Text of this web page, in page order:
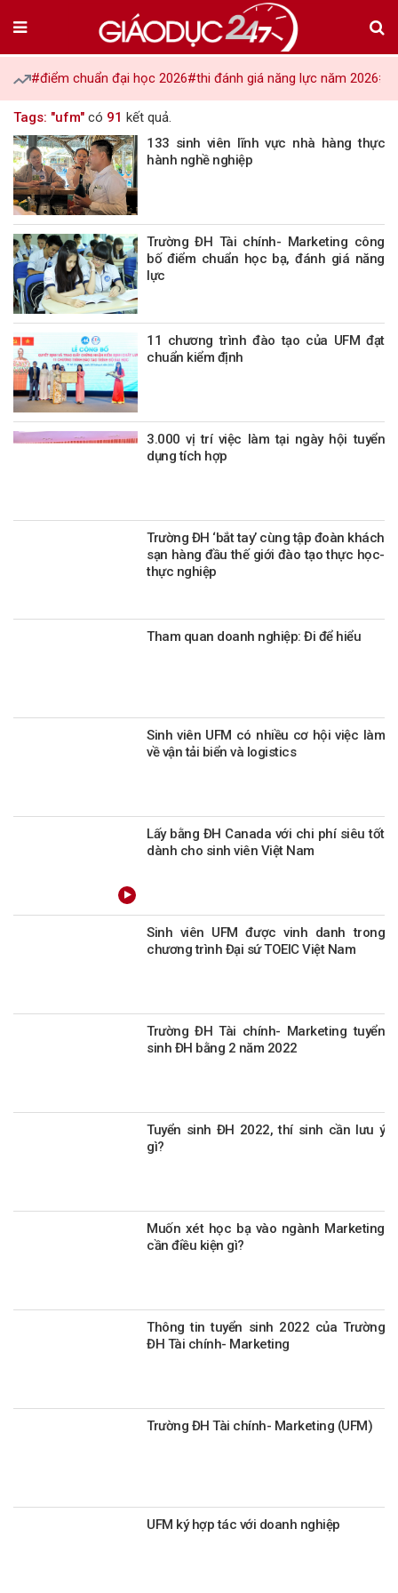
#điểm chuẩn đại học 2026#thi đánh giá năng lực năm 2026
Tags: "ufm" có 91 kết quả.
133 sinh viên lĩnh vực nhà hàng thực
hành nghề nghiệp
Trường ĐH Tài chính- Marketing công
bố điểm chuẩn học bạ, đánh giá năng
lực
11 chương trình đào tạo của UFM đạt
chuẩn kiểm định
3.000 vị trí việc làm tại ngày hội tuyển
dụng tích hợp
Trường ĐH ‘bắt tay’ cùng tập đoàn khách
sạn hàng đầu thế giới đào tạo thực học-
thực nghiệp
Tham quan doanh nghiệp: Đi để hiểu
Sinh viên UFM có nhiều cơ hội việc làm
về vận tải biển và logistics
Lấy bằng ĐH Canada với chi phí siêu tốt
dành cho sinh viên Việt Nam
Sinh viên UFM được vinh danh trong
chương trình Đại sứ TOEIC Việt Nam
Trường ĐH Tài chính- Marketing tuyển
sinh ĐH bằng 2 năm 2022
Tuyển sinh ĐH 2022, thí sinh cần lưu ý
gì?
Muốn xét học bạ vào ngành Marketing
cần điều kiện gì?
Thông tin tuyển sinh 2022 của Trường
ĐH Tài chính- Marketing
Trường ĐH Tài chính- Marketing (UFM)
UFM ký hợp tác với doanh nghiệp